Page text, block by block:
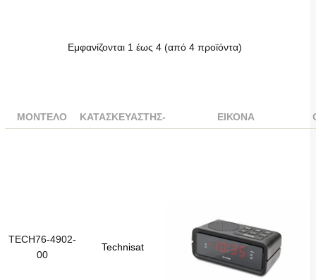
Εμφανίζονται 1 έως4 (από4 προϊόντα)
ΜΟΝΤΈΛΟ ΚΑΤΑΣΚΕΥΑΣΤΉΣ- ΕΙΚΌΝΑ
TECH76-4902-
00
Technisat